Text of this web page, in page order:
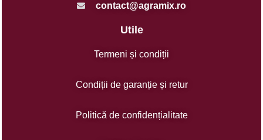
contact@agramix.ro
Utile
Termeni și condiții
Condiții de garanție și retur
Politică de confidențialitate